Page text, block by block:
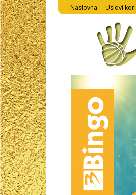
Naslovna Uslovi